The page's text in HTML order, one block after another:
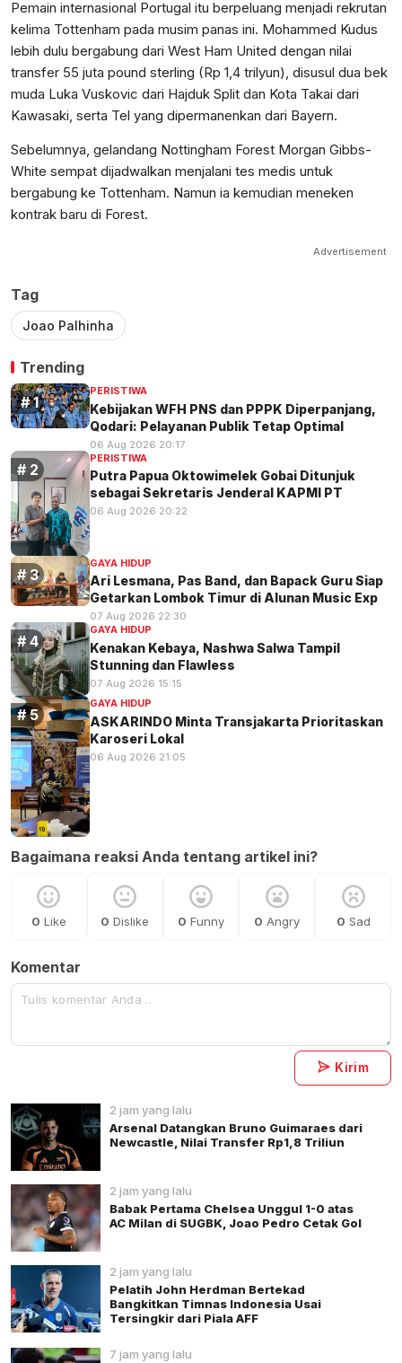
Pemain internasional Portugal itu berpeluang menjadi rekrutan
kelima Tottenham pada musim panas ini. Mohammed Kudus
lebih dulu bergabung dari West Ham United dengan nilai
transfer 55 juta pound sterling (Rp 1,4 trilyun), disusul dua bek
muda Luka Vuskovic dari Hajduk Split dan Kota Takai dari
Kawasaki, serta Tel yang dipermanenkan dari Bayern.
​​​​​​​Sebelumnya, gelandang Nottingham Forest Morgan Gibbs-
White sempat dijadwalkan menjalani tes medis untuk
bergabung ke Tottenham. Namun ia kemudian meneken
kontrak baru di Forest.
Advertisement
Tag
Joao Palhinha
Trending
PERISTIWA
Kebijakan WFH PNS dan PPPK Diperpanjang,
Qodari: Pelayanan Publik Tetap Optimal
06 Aug 2026 20:17
PERISTIWA
Putra Papua Oktowimelek Gobai Ditunjuk
sebagai Sekretaris Jenderal KAPMI PT
06 Aug 2026 20:22
GAYA HIDUP
Ari Lesmana, Pas Band, dan Bapack Guru Siap
Getarkan Lombok Timur di Alunan Music Exp
07 Aug 2026 22:30
GAYA HIDUP
Kenakan Kebaya, Nashwa Salwa Tampil
Stunning dan Flawless
07 Aug 2026 15:15
GAYA HIDUP
ASKARINDO Minta Transjakarta Prioritaskan
Karoseri Lokal
06 Aug 2026 21:05
Bagaimana reaksi Anda tentang artikel ini?
0 Like 0 Dislike 0 Funny 0 Angry 0 Sad
Komentar
Kirim
2 jam yang lalu
Arsenal Datangkan Bruno Guimaraes dari
Newcastle, Nilai Transfer Rp1,8 Triliun
2 jam yang lalu
Babak Pertama Chelsea Unggul 1-0 atas
AC Milan di SUGBK, Joao Pedro Cetak Gol
2 jam yang lalu
Pelatih John Herdman Bertekad
Bangkitkan Timnas Indonesia Usai
Tersingkir dari Piala AFF
7 jam yang lalu